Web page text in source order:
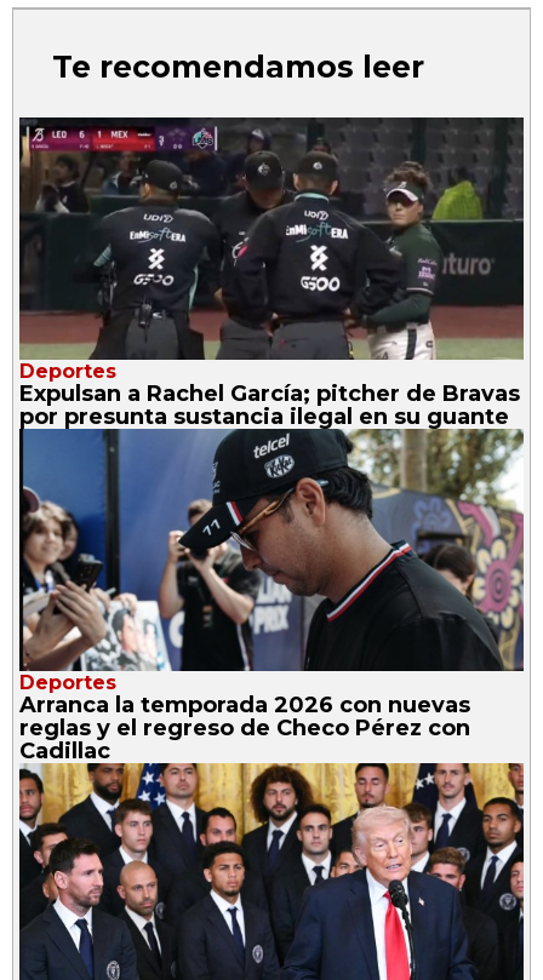
Te recomendamos leer
Deportes
Expulsan a Rachel García; pitcher de Bravas
por presunta sustancia ilegal en su guante
Deportes
Arranca la temporada 2026 con nuevas
reglas y el regreso de Checo Pérez con
Cadillac